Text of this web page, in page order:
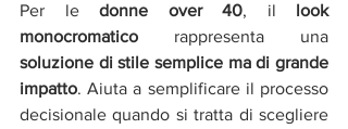
Per le donne over 40, il look
monocromatico rappresenta una
soluzione di stile semplice ma di grande
impatto. Aiuta a semplificare il processo
decisionale quando si tratta di scegliere